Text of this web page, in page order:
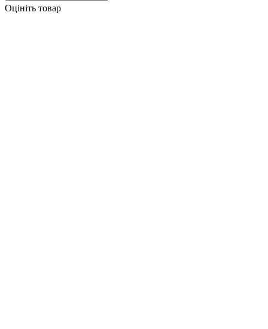
Оцініть товар